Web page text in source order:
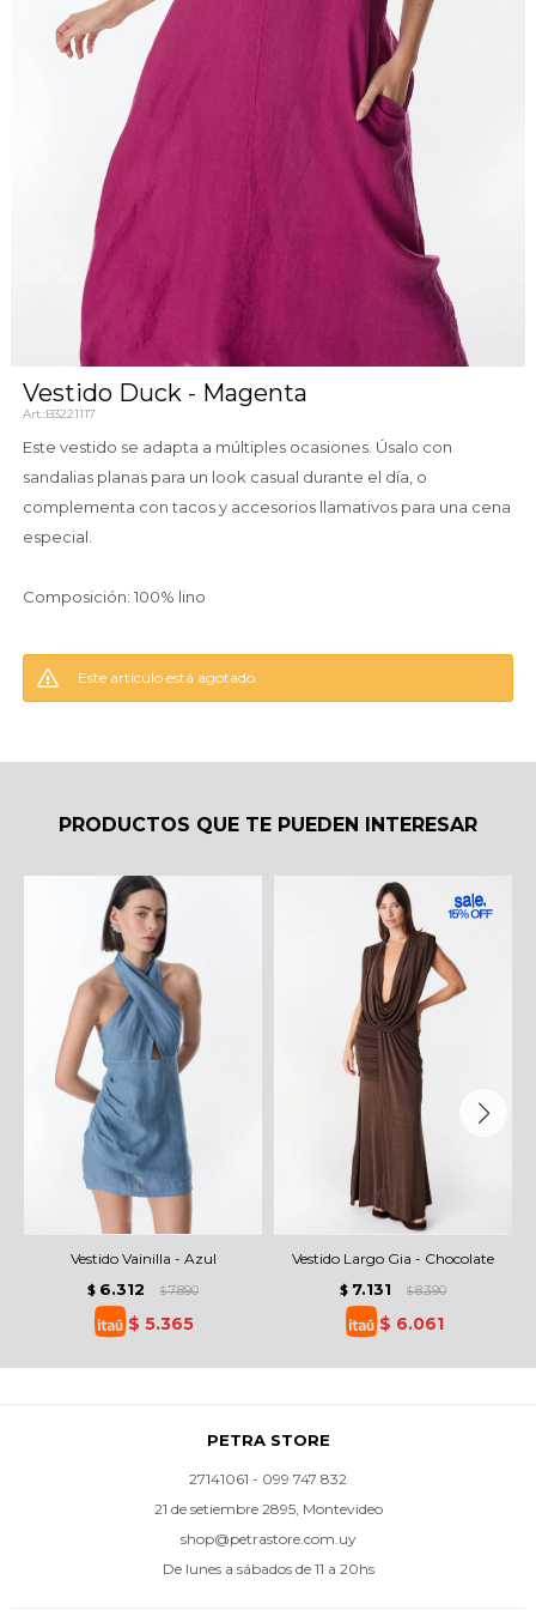
Vestido Duck - Magenta
B3221117
Este vestido se adapta a múltiples ocasiones. Úsalo con
sandalias planas para un look casual durante el día, o
complementa con tacos y accesorios llamativos para una cena
especial.
Composición: 100% lino
Este artículo está agotado.
PRODUCTOS QUE TE PUEDEN INTERESAR
Vestido Vainilla - Azul
$ 6.312 $ 7.890
$ 5.365
Vestido Largo Gia - Chocolate
$ 7.131 $ 8.390
$ 6.061
PETRA STORE
27141061 - 099 747 832
21 de setiembre 2895, Montevideo
shop@petrastore.com.uy
De lunes a sábados de 11 a 20hs